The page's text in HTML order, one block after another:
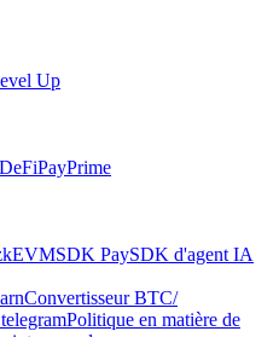
Up
PayPrime
SDK PaySDK d'agent IA
Convertisseur BTC/
Politique en matière de